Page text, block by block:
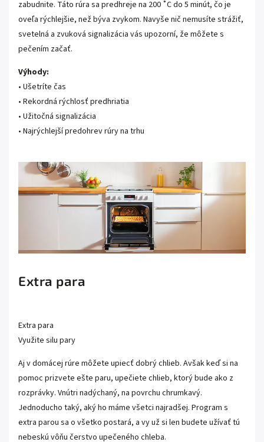
zabudnite. Táto rúra sa predhreje na 200 ˚C do 5 minút, čo je
oveľa rýchlejšie, než býva zvykom. Navyše nič nemusíte strážiť,
svetelná a zvuková signalizácia vás upozorní, že môžete s
pečením začať.
Výhody:
• Ušetríte čas
• Rekordná rýchlosť predhriatia
• Užitočná signalizácia
• Najrýchlejší predohrev rúry na trhu
Extra para
Extra para
Využite silu pary
Aj v domácej rúre môžete upiecť dobrý chlieb. Avšak keď si na
pomoc prizvete ešte paru, upečiete chlieb, ktorý bude ako z
rozprávky. Vnútri nadýchaný, na povrchu chrumkavý.
Jednoducho taký, aký ho máme všetci najradšej. Program s
extra parou sa o všetko postará, a vy už si len budete užívať tú
nebeskú vôňu čerstvo upečeného chleba.